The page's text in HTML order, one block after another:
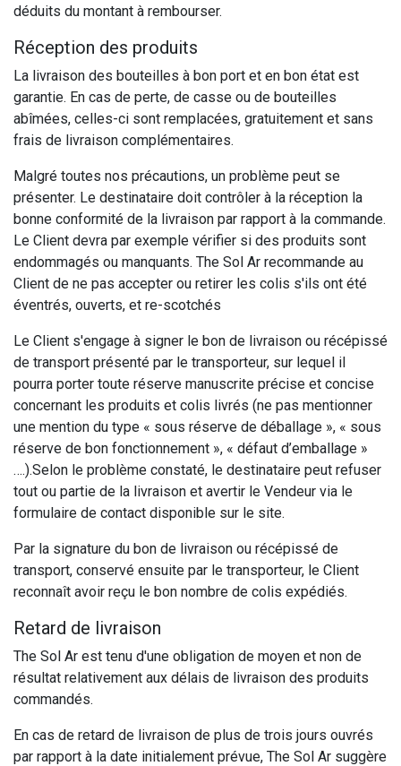
déduits du montant à rembourser.
Réception des produits
La livraison des bouteilles à bon port et en bon état est
garantie. En cas de perte, de casse ou de bouteilles
abîmées, celles-ci sont remplacées, gratuitement et sans
frais de livraison complémentaires.
Malgré toutes nos précautions, un problème peut se
présenter. Le destinataire doit contrôler à la réception la
bonne conformité de la livraison par rapport à la commande.
Le Client devra par exemple vérifier si des produits sont
endommagés ou manquants. The Sol Ar recommande au
Client de ne pas accepter ou retirer les colis s'ils ont été
éventrés, ouverts, et re-scotchés
Le Client s'engage à signer le bon de livraison ou récépissé
de transport présenté par le transporteur, sur lequel il
pourra porter toute réserve manuscrite précise et concise
concernant les produits et colis livrés (ne pas mentionner
une mention du type « sous réserve de déballage », « sous
réserve de bon fonctionnement », « défaut d’emballage »
….).Selon le problème constaté, le destinataire peut refuser
tout ou partie de la livraison et avertir le Vendeur via le
formulaire de contact disponible sur le site.
Par la signature du bon de livraison ou récépissé de
transport, conservé ensuite par le transporteur, le Client
reconnaît avoir reçu le bon nombre de colis expédiés.
Retard de livraison
The Sol Ar est tenu d'une obligation de moyen et non de
résultat relativement aux délais de livraison des produits
commandés.
En cas de retard de livraison de plus de trois jours ouvrés
par rapport à la date initialement prévue, The Sol Ar suggère